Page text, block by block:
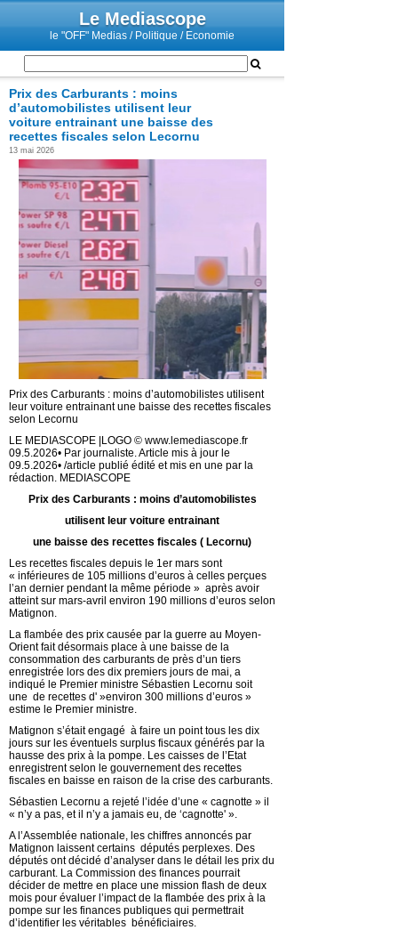
Le Mediascope
le "OFF" Medias / Politique / Economie
Prix des Carburants : moins
d’automobilistes utilisent leur
voiture entrainant une baisse des
recettes fiscales selon Lecornu
13 mai 2026
Prix des Carburants : moins d’automobilistes utilisent
leur voiture entrainant une baisse des recettes fiscales
selon Lecornu
LE MEDIASCOPE |LOGO © www.lemediascope.fr
09.5.2026• Par journaliste. Article mis à jour le
09.5.2026• /article publié édité et mis en une par la
rédaction. MEDIASCOPE
Prix des Carburants : moins d’automobilistes
utilisent leur voiture entrainant
une baisse des recettes fiscales ( Lecornu)
Les recettes fiscales depuis le 1er mars sont
« inférieures de 105 millions d’euros à celles perçues
l’an dernier pendant la même période » après avoir
atteint sur mars-avril environ 190 millions d’euros selon
Matignon.
La flambée des prix causée par la guerre au Moyen-
Orient fait désormais place à une baisse de la
consommation des carburants de près d’un tiers
enregistrée lors des dix premiers jours de mai, a
indiqué le Premier ministre Sébastien Lecornu soit
une de recettes d' »environ 300 millions d’euros »
estime le Premier ministre.
Matignon s’était engagé à faire un point tous les dix
jours sur les éventuels surplus fiscaux générés par la
hausse des prix à la pompe. Les caisses de l’Etat
enregistrent selon le gouvernement des recettes
fiscales en baisse en raison de la crise des carburants.
Sébastien Lecornu a rejeté l’idée d’une « cagnotte » il
« n’y a pas, et il n’y a jamais eu, de ‘cagnotte' ».
A l’Assemblée nationale, les chiffres annoncés par
Matignon laissent certains députés perplexes. Des
députés ont décidé d’analyser dans le détail les prix du
carburant. La Commission des finances pourrait
décider de mettre en place une mission flash de deux
mois pour évaluer l’impact de la flambée des prix à la
pompe sur les finances publiques qui permettrait
d’identifier les véritables bénéficiaires.